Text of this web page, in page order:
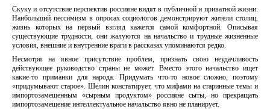
Скуку и отсутствие перспектив россияне видят в публичной и приватной жизни.
Наибольший пессимизм в опросах социологов демонстрируют жители столиц,
жизнь которых на первый взгляд кажется самой комфортной. Описывая
существующие трудности, они жалуются на начальство и трудные жизненные
условия, внешние и внутренние враги в рассказах упоминаются редко.
Несмотря на явное присутствие проблем, признать свою неудачливость
действующее руководство страны не может. Вместо этого начальство ищет
какие-то приманки для народа. Придумать что-то новое сложно, поэтому
«придумывают старое». Шелин констатирует, что мифами на старинные темы и
импортозамещенным «сырным продуктом» россияне сыты, но прекращать
импортозамещение интеллектуальное начальство явно не планирует.